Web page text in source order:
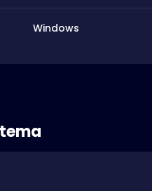
Windows